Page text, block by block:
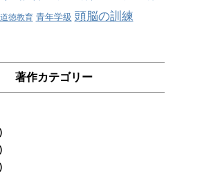
徳教育 青年学級 頭脳の訓練
著作カテゴリー